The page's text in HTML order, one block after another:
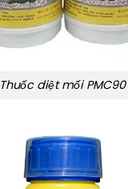
Thuốc diệt mối PMC90